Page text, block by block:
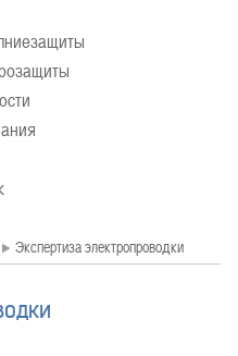
Экспертиза электропроводки